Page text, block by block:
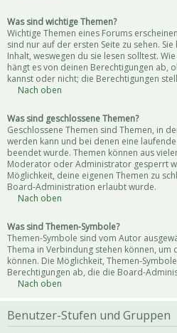
Was sind wichtige Themen?
Wichtige Themen eines Forums
sind nur auf der ersten Seite zu sehen.
Inhalt, weswegen du sie lesen solltest.
hängt es von deinen Berechtigungen ab,
kannst oder nicht; die Berechtigungen
Nach oben
Was sind geschlossene Themen?
Geschlossene Themen sind Themen, in
werden kann und bei denen eine
beendet wurde. Themen können aus
Moderator oder Administrator gesperrt
Möglichkeit, deine eigenen Themen zu
Board-Administration erlaubt wurde.
Nach oben
Was sind Themen-Symbole?
Themen-Symbole sind vom Autor
Thema in Verbindung stehen können, um
können. Die Möglichkeit, Themen-
Berechtigungen ab, die die Board-
Nach oben
Benutzer-Stufen und Gruppen